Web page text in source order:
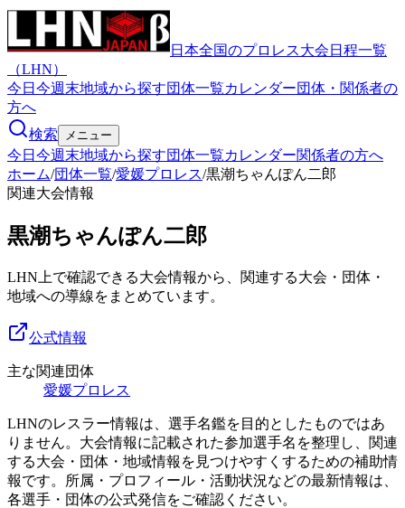
日本全国のプロレス大会日程一覧
（LHN）
今日 今週末地域から探す団体一覧カレンダー団体・関係者の
方へ
検索
メニュー
今日 今週末地域から探す団体一覧カレンダー関係者の方へ
ホーム/団体一覧/愛媛プロレス/黒潮ちゃんぽん二郎
関連大会情報
黒潮ちゃんぽん二郎
LHN上で確認できる大会情報から、関連する大会・団体・
地域への導線をまとめています。
公式情報
主な関連団体
愛媛プロレス
LHNのレスラー情報は、選手名鑑を目的としたものではあ
りません。大会情報に記載された参加選手名を整理し、関連
する大会・団体・地域情報を見つけやすくするための補助情
報です。所属・プロフィール・活動状況などの最新情報は、
各選手・団体の公式発信をご確認ください。